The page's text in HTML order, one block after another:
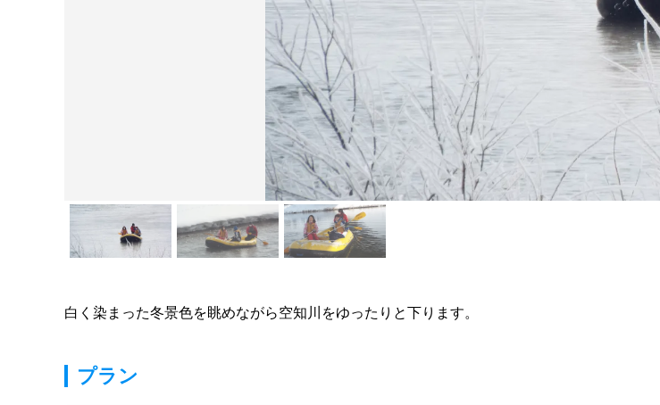
白く染まった冬景色を眺めながら空知川をゆったりと下ります。
プラン